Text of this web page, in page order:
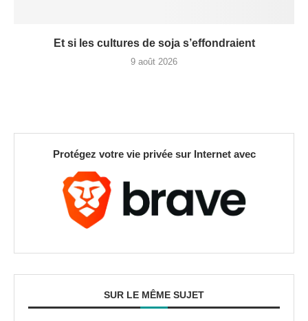
Et si les cultures de soja s’effondraient
9 août 2026
Protégez votre vie privée sur Internet avec
SUR LE MÊME SUJET